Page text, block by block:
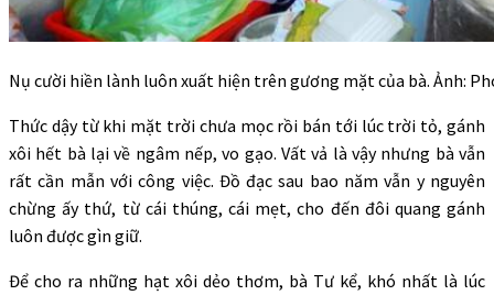
Nụ cười hiền lành luôn xuất hiện trên gương mặt của bà. Ảnh:
Thức dậy từ khi mặt trời chưa mọc rồi bán tới lúc trời tỏ, gánh
xôi hết bà lại về ngâm nếp, vo gạo. Vất vả là vậy nhưng bà vẫn
rất cần mẫn với công việc. Đồ đạc sau bao năm vẫn y nguyên
chừng ấy thứ, từ cái thúng, cái mẹt, cho đến đôi quang gánh
luôn được gìn giữ.
Để cho ra những hạt xôi dẻo thơm, bà Tư kể, khó nhất là lúc